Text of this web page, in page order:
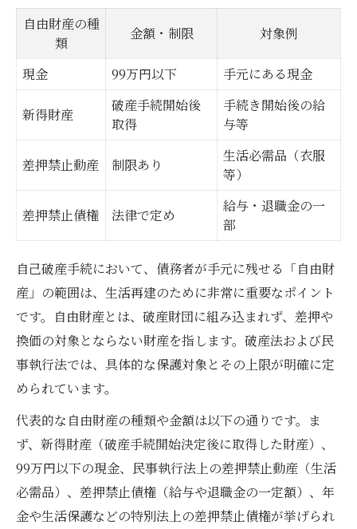
自由財産の種
類
金額・制限 対象例
現金 99万円以下 手元にある現金
新得財産
破産手続開始後
取得
手続き開始後の給
与等
差押禁止動産 制限あり
生活必需品（衣服
等）
差押禁止債権 法律で定め
給与・退職金の一
部
自己破産手続において、債務者が手元に残せる「自由財
産」の範囲は、生活再建のために非常に重要なポイント
です。自由財産とは、破産財団に組み込まれず、差押や
換価の対象とならない財産を指します。破産法および民
事執行法では、具体的な保護対象とその上限が明確に定
められています。
代表的な自由財産の種類や金額は以下の通りです。ま
ず、新得財産（破産手続開始決定後に取得した財産）、
99万円以下の現金、民事執行法上の差押禁止動産（生活
必需品）、差押禁止債権（給与や退職金の一定額）、年
金や生活保護などの特別法上の差押禁止債権が挙げられ